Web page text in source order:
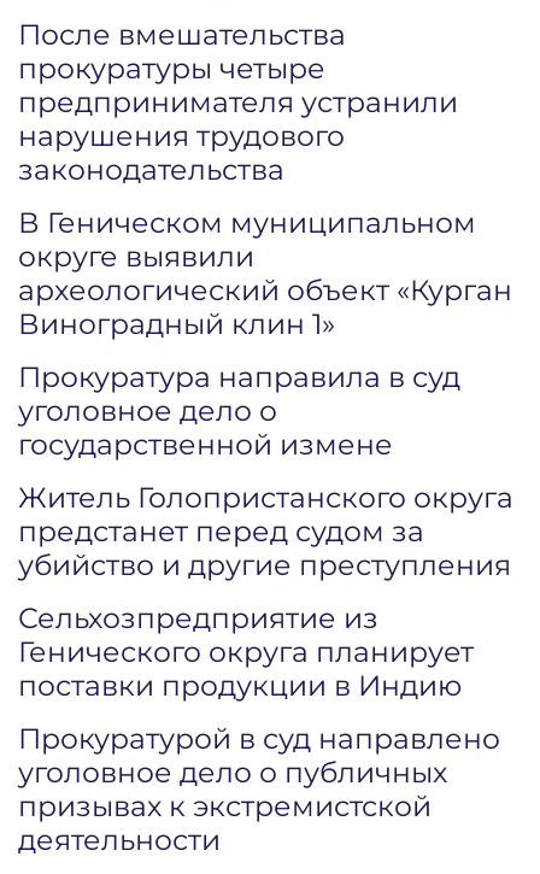
После вмешательства
прокуратуры четыре
предпринимателя устранили
нарушения трудового
законодательства
В Геническом муниципальном
округе выявили
археологический объект «Курган
Виноградный клин 1»
Прокуратура направила в суд
уголовное дело о
государственной измене
Житель Голопристанского округа
предстанет перед судом за
убийство и другие преступления
Сельхозпредприятие из
Генического округа планирует
поставки продукции в Индию
Прокуратурой в суд направлено
уголовное дело о публичных
призывах к экстремистской
деятельности